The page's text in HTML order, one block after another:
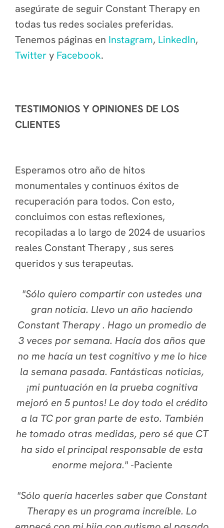
asegúrate de seguir Constant Therapy en
todas tus redes sociales preferidas.
Tenemos páginas en Instagram, LinkedIn,
Twittery Facebook.
TESTIMONIOS Y OPINIONES DE LOS
CLIENTES
Esperamos otro año de hitos
monumentales y continuos éxitos de
recuperación para todos. Con esto,
concluimos con estas reflexiones,
recopiladas a lo largo de 2024 de usuarios
reales Constant Therapy , sus seres
queridos y sus terapeutas.
"Sólo quiero compartir con ustedes una
gran noticia. Llevo un año haciendo
Constant Therapy . Hago un promedio de
3 veces por semana. Hacía dos años que
no me hacía un test cognitivo y me lo hice
la semana pasada. Fantásticas noticias,
¡mi puntuación en la prueba cognitiva
mejoró en 5 puntos! Le doy todo el crédito
a la TC por gran parte de esto. También
he tomado otras medidas, pero sé que CT
ha sido el principal responsable de esta
enorme mejora." -Paciente
"Sólo quería hacerles saber que Constant
Therapy es un programa increíble. Lo